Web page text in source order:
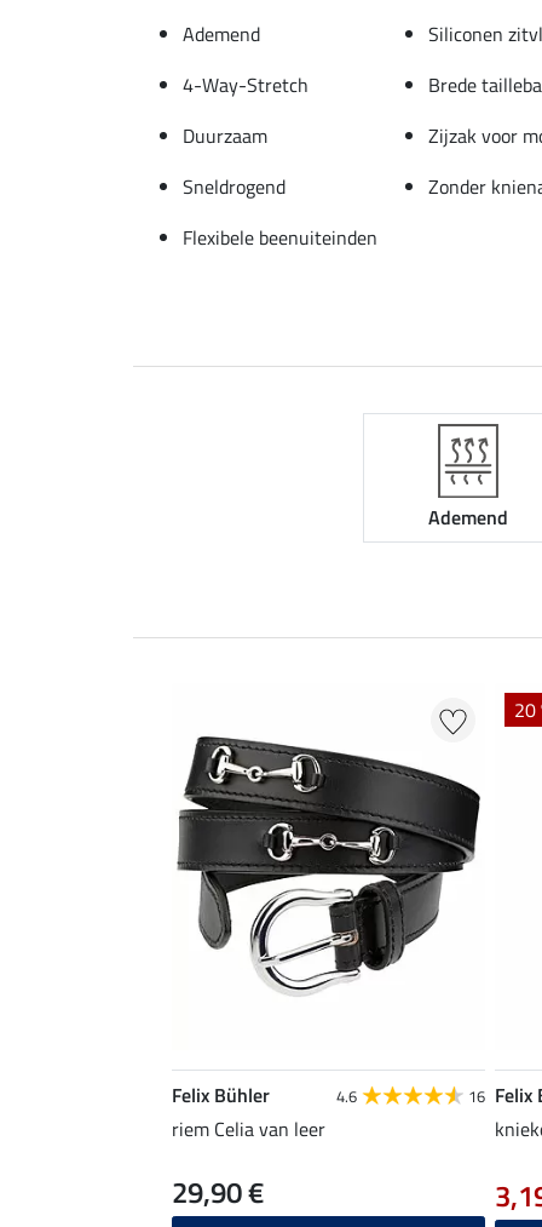
Ademend
Siliconen
4-Way-Stretch
Brede
Duurzaam
Zijzak voor
Sneldrogend
Zonder
Flexibele beenuiteinden
Ademend
Felix Bühler 4.6 16
riem Celia van leer
29,90 €
20
Felix